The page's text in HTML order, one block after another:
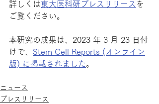
詳しくは東大医科研プレスリリース を
ご覧ください。
本研究の成果は、2023 年 3 月 23 日付
けで、 Stem Cell Reports (オンライン
版) に掲載されました。
ニュース
プレスリリース